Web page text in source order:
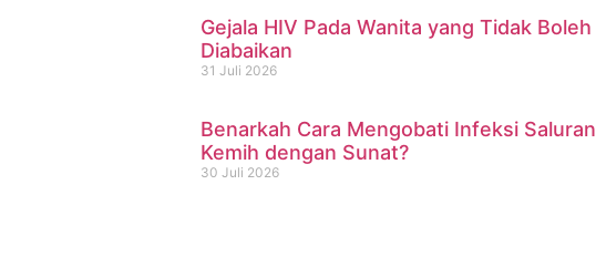
Gejala HIV Pada Wanita yang Tidak Boleh
Diabaikan
31 Juli 2026
Benarkah Cara Mengobati Infeksi Saluran
Kemih dengan Sunat?
30 Juli 2026